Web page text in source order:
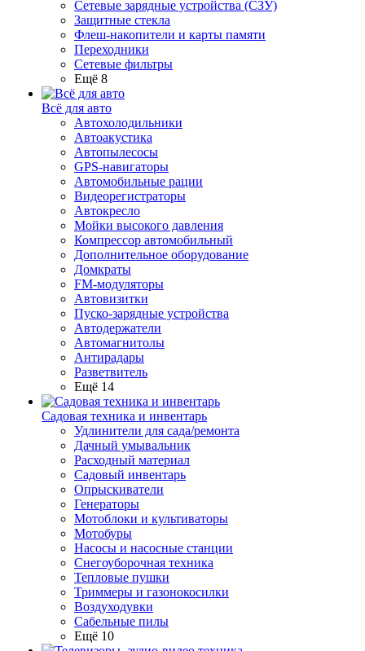
Сетевые зарядные устройства (СЗУ)
Защитные стекла
Флеш-накопители и карты памяти
Переходники
Сетевые фильтры
Ещё 8
Всё для авто
Автохолодильники
Автоакустика
Автопылесосы
GPS-навигаторы
Автомобильные рации
Видеорегистраторы
Автокресло
Мойки высокого давления
Компрессор автомобильный
Дополнительное оборудование
Домкраты
FM-модуляторы
Автовизитки
Пуско-зарядные устройства
Автодержатели
Автомагнитолы
Антирадары
Разветвитель
Ещё 14
Садовая техника и инвентарь
Удлинители для сада/ремонта
Дачный умывальник
Расходный материал
Садовый инвентарь
Опрыскиватели
Генераторы
Мотоблоки и культиваторы
Мотобуры
Насосы и насосные станции
Снегоуборочная техника
Тепловые пушки
Триммеры и газонокосилки
Воздуходувки
Сабельные пилы
Ещё 10